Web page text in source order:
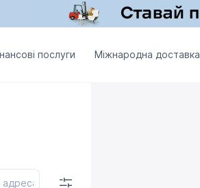
послуги Міжнародна доставка